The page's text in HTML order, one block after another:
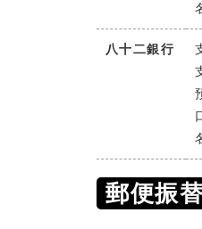
八十二銀行
郵便振